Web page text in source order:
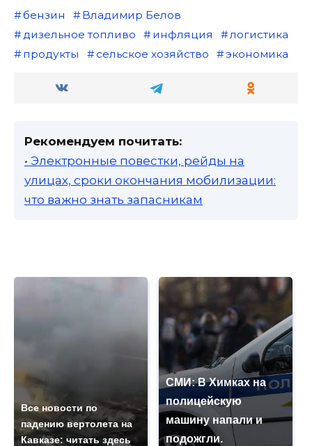
бензин
Владимир Белов
дизельное топливо
инфляция
логистика
продукты
сельское хозяйство экономика
Рекомендуем почитать:
• Электронные повестки, рейды на
улицах, сроки окончания мобилизации:
что важно знать запасникам
Все новости по
падению вертолета на
Кавказе: читать здесь
СМИ: В Химках на
полицейскую
машину напали и
подожгли.